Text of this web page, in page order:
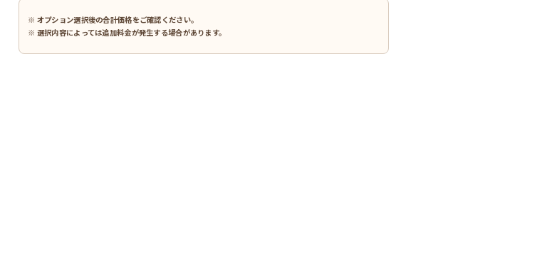
※ オプション選択後の合計価格をご確認ください。
※ 選択内容によっては追加料金が発生する場合があります。